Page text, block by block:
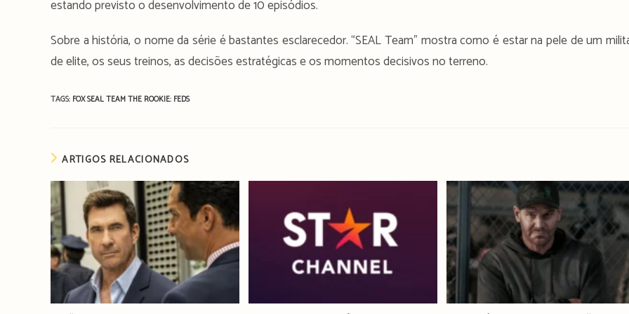
estando previsto o desenvolvimento de 10 episódios.
Sobre a história, o nome da série é bastantes esclarecedor. “SEAL Team” mostra como é estar na pele de um
de elite, os seus treinos, as decisões estratégicas e os momentos decisivos no terreno.
TAGS: FOXSEAL TEAMTHE ROOKIE: FEDS
ARTIGOS RELACIONADOS